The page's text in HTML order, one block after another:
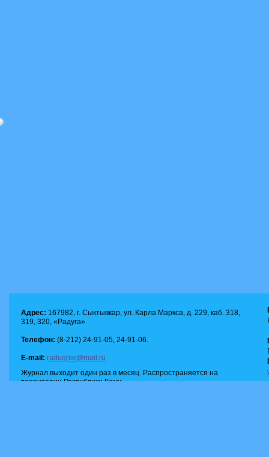
Адрес: 167982, г. Сыктывкар, ул. Карла Маркса, д. 229, каб. 318,
319, 320, «Радуга»
Телефон: (8-212) 24-91-05, 24-91-06.
E-mail: radugnie@mail.ru
Журнал выходит один раз в месяц. Распространяется на
территории Республики Коми.